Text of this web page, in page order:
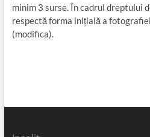
minim 3 surse. În cadrul dreptului
respectă forma inițială a
(modifica).